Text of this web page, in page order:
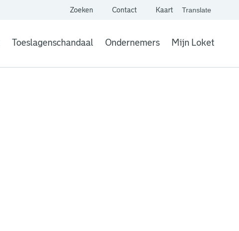
Zoeken Contact Kaart
. Link opent een
Translate
website,
Vertaal
Toeslagenschandaal Ondernemers Mijn Loket
. Link opent een